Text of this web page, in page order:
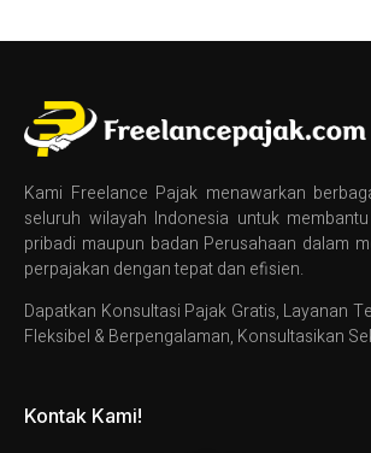
Kami Freelance Pajak menawarkan
seluruh wilayah Indonesia untuk
pribadi maupun badan Perusahaan dalam
perpajakan dengan tepat dan efisien.
Dapatkan Konsultasi Pajak Gratis, Layanan
Fleksibel & Berpengalaman, Konsultasikan
Kontak Kami!